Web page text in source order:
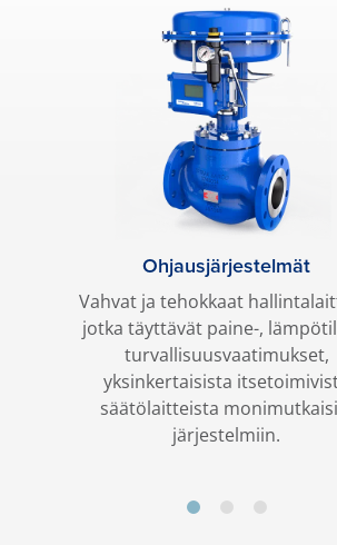
Ohjausjärjestelmät
Vahvat ja tehokkaat
jotka täyttävät paine-,
turvallisuusvaatimukset,
yksinkertaisista
säätölaitteista
järjestelmiin.